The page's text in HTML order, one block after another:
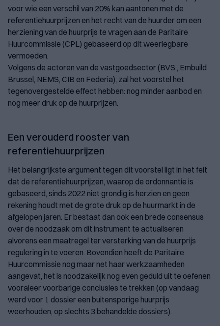
voor wie een verschil van 20% kan aantonen met de
referentiehuurprijzen en het recht van de huurder om een
herziening van de huurprijs te vragen aan de Paritaire
Huurcommissie (CPL) gebaseerd op dit weerlegbare
vermoeden.
Volgens de actoren van de vastgoedsector (BVS , Embuild
Brussel, NEMS, CIB en Federia), zal het voorstel het
tegenovergestelde effect hebben: nog minder aanbod en
nog meer druk op de huurprijzen.
Een verouderd rooster van
referentiehuurprijzen
Het belangrijkste argument tegen dit voorstel ligt in het feit
dat de referentiehuurprijzen, waarop de ordonnantie is
gebaseerd, sinds 2022 niet grondig is herzien en geen
rekening houdt met de grote druk op de huurmarkt in de
afgelopen jaren. Er bestaat dan ook een brede consensus
over de noodzaak om dit instrument te actualiseren
alvorens een maatregel ter versterking van de huurprijs
regulering in te voeren. Bovendien heeft de Paritaire
Huurcommissie nog maar net haar werkzaamheden
aangevat, het is noodzakelijk nog even geduld uit te oefenen
vooraleer voorbarige conclusies te trekken (op vandaag
werd voor 1 dossier een buitensporige huurprijs
weerhouden, op slechts 3 behandelde dossiers).